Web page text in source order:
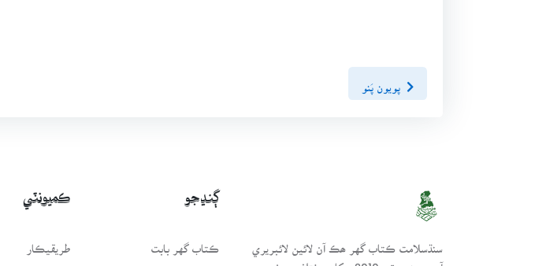
پويون پَنو
سنڌسلامت ڪتاب گهر ھڪ آن لائين لائبريري
آھي، جنھن تي 2010ع کان مختلف موضوعن
ڳنڍجو
ڪتاب گهر بابت
ڪميونٽي
طريقيڪار